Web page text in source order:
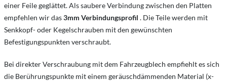
einer Feile geglättet. Als saubere Verbindung zwischen den Platten
empfehlen wir das3mm Verbindungsprofil . Die Teile werden mit
Senkkopf- oder Kegelschrauben mit den gewünschten
Befestigungspunkten verschraubt.
Bei direkter Verschraubung mit dem Fahrzeugblech empfiehlt es sich
die Berührungspunkte mit einem geräuschdämmenden Material (x-